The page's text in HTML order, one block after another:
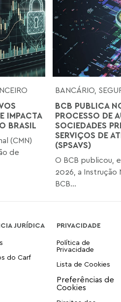
IMPACTA
BRASIL
(CMN)
de
BANCÁRIO,
BCB PUBLICA
PROCESSO DE
SOCIEDADES
SERVIÇOS DE
(SPSAVS)
O BCB publicou,
2026, a Instrução
BCB...
JURÍDICA
do Carf
PRIVACIDADE
Política de
Privacidade
Lista de Cookies